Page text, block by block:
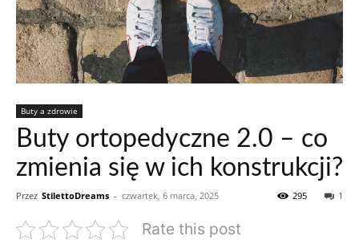
Buty a zdrowie
Buty ortopedyczne 2.0 – co
zmienia się w ich konstrukcji?
Przez StilettoDreams - czwartek, 6 marca, 2025 1
295
Rate this post